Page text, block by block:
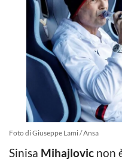
Foto di Giuseppe Lami / Ansa
Sinisa Mihajlovic non